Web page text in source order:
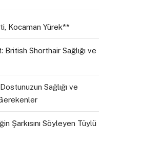
Kocaman Yürek**
Shorthair Sağlığı ve
Sağlığı ve
Şarkısını Söyleyen Tüylü